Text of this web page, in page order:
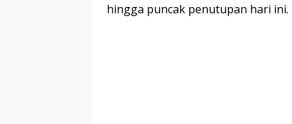
hingga puncak penutupan hari ini.